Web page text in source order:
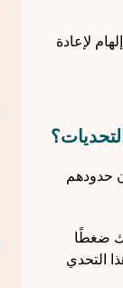
لإعادة
حدودهم
ضغطًا
التحدي